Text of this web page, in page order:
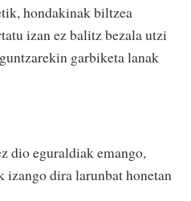
hondakinak biltzea
izan ez balitz bezala utzi
garbiketa lanak
dio eguraldiak emango,
dira larunbat honetan